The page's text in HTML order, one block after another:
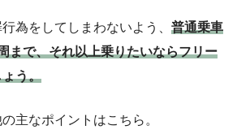
為をしてしまわないよう、 普通乗車
まで、それ以上乗りたいならフリー
う。
主なポイントはこちら。